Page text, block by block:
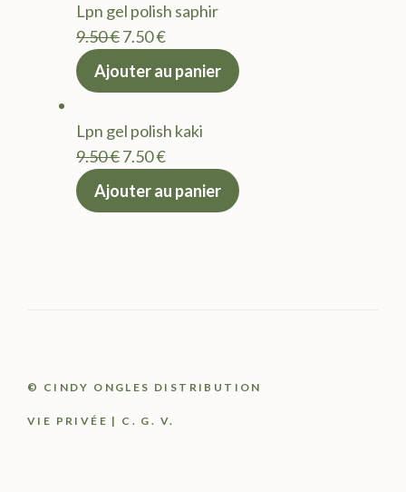
9.50 €.7.50 €.
Lpn gel polish saphir
9.50€Le
prix
9.50 €.
7.50€Le
actuel
7.50 €.
Ajouter au panier
Lpn gel polish kaki
9.50€Le
prix
7.50€Le
actuel
Ajouter au panier
© CINDY ONGLES DISTRIBUTION
VIE PRIVÉE | C. G. V.